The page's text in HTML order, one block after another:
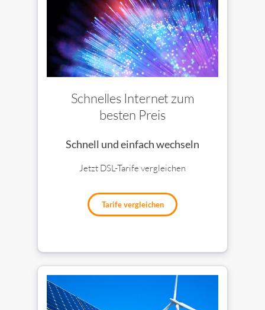
Schnelles Internet zum
besten Preis
Schnell und einfach wechseln
Jetzt DSL-Tarife vergleichen
Tarife vergleichen